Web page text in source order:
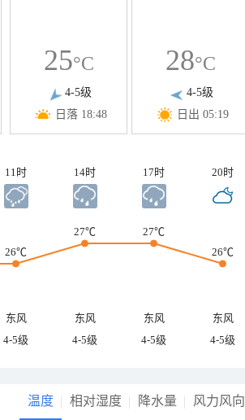
25°C
4-5级
日落 18:48
28°C
4-5级
日出 05:19
11时 14时 17时 20时
26℃
27℃
27℃
26℃
东风 东风 东风
东风
4-5级 4-5级 4-5级 4-5级
温度 相对湿度 降水量 风力风向